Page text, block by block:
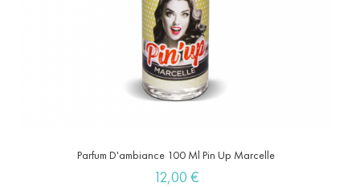
Parfum D'ambiance 100 Ml Pin Up Marcelle
Prix
12,00 €